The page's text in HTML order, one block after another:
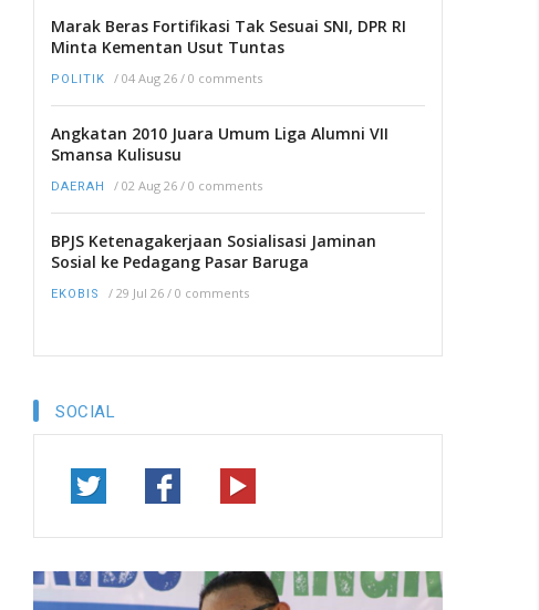
Marak Beras Fortifikasi Tak Sesuai SNI, DPR RI
Minta Kementan Usut Tuntas
POLITIK / 04 Aug 26 / 0 comments
Angkatan 2010 Juara Umum Liga Alumni VII
Smansa Kulisusu
DAERAH / 02 Aug 26 / 0 comments
BPJS Ketenagakerjaan Sosialisasi Jaminan
Sosial ke Pedagang Pasar Baruga
EKOBIS / 29 Jul 26 / 0 comments
SOCIAL